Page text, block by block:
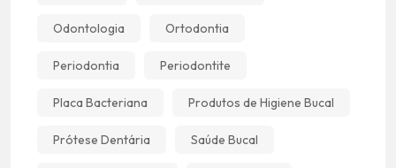
Odontologia Ortodontia
Periodontia Periodontite
Placa Bacteriana Produtos de Higiene Bucal
Prótese Dentária Saúde Bucal